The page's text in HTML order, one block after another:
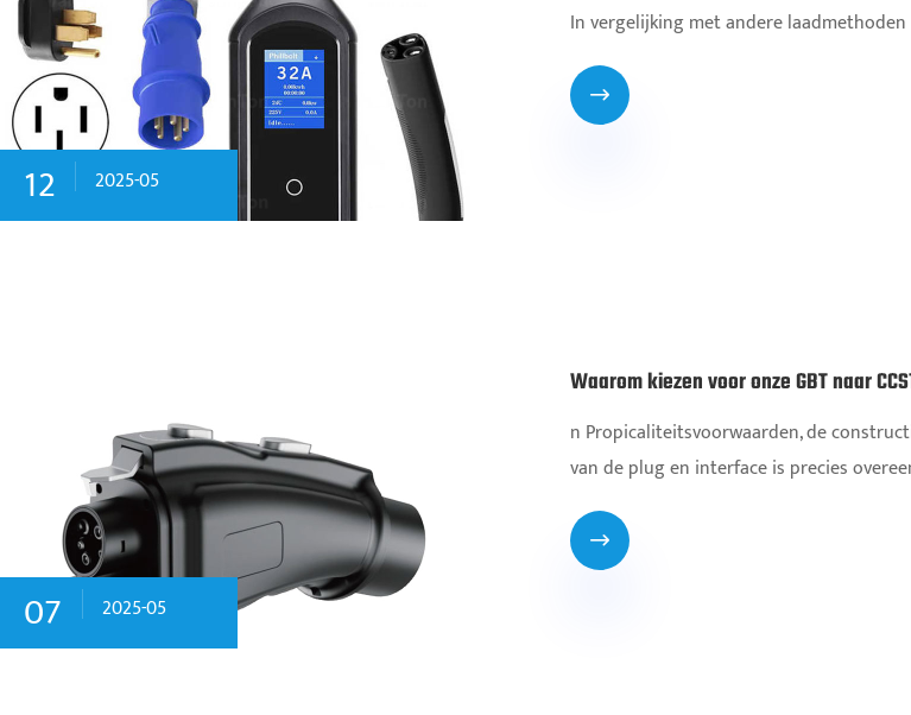
12 2025-05
In vergelijking met andere

07 2025-05
Waarom kiezen voor onze GBT naar
n Propicaliteitsvoorwaarden, de
van de plug en interface is precies
